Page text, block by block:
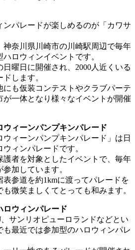
ンパレードが楽しめるのが「カワサ
神奈川県川崎市の川崎駅周辺で毎年
ロウィンイベントです。
曜日に開催され、2000人近くいる
します。
も仮装コンテストやクラブパーテ
が一体となり様々なイベントが開催
ウィーンパンプキンパレード
ウィーンパンプキンパレード」は日
ィンパレードです。
護者を対象としたイベントで、毎年
加しています。
参道を約1kmに渡ってパレードを
微笑ましくてとっても和みます。
ロウィンパレード
サンリオピューロランドなどとい
も最近では参加型のハロウィンパレ